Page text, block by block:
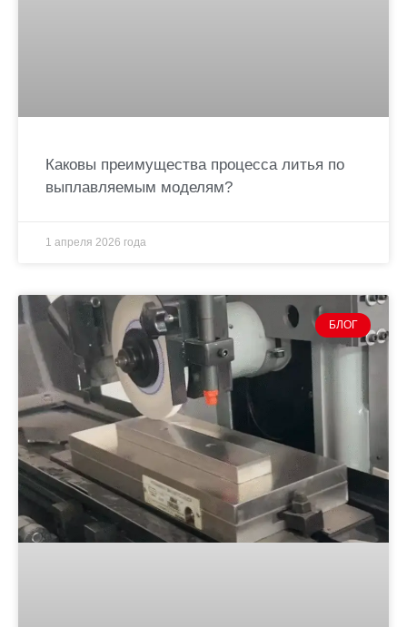
Каковы преимущества процесса литья по
выплавляемым моделям?
1 апреля 2026 года
БЛОГ